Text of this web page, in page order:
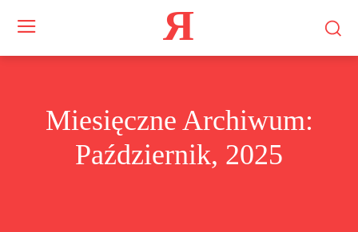
Я
Miesięczne Archiwum:
Październik, 2025